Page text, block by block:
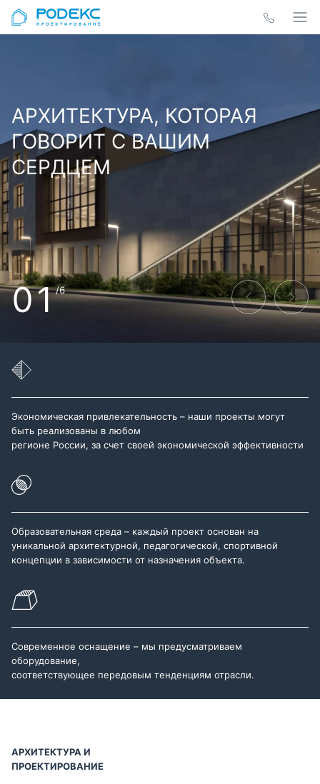
АРХИТЕКТУРА, КОТОРАЯ
ГОВОРИТ С ВАШИМ
СЕРДЦЕМ
01/6
Экономическая привлекательность – наши проекты могут
быть реализованы в любом
регионе России, за счет своей экономической эффективности
Образовательная среда – каждый проект основан на
уникальной архитектурной, педагогической, спортивной
концепции в зависимости от назначения объекта.
Современное оснащение – мы предусматриваем
оборудование,
соответствующее передовым тенденциям отрасли.
АРХИТЕКТУРА И
ПРОЕКТИРОВАНИЕ